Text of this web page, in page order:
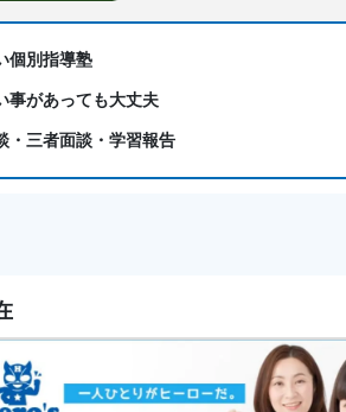
個別指導塾
事があっても大丈夫
・三者面談・学習報告